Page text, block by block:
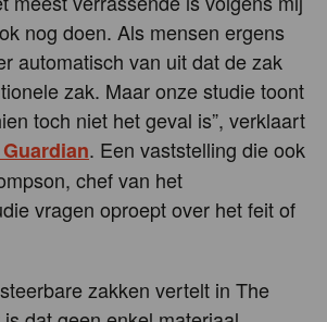
nog doen. Als mensen ergens
automatisch van uit dat de zak
zak. Maar onze studie toont
toch niet het geval is”, verklaart
. Een vaststelling die ook
chef van het
vragen oproept over het feit of
zakken vertelt in The